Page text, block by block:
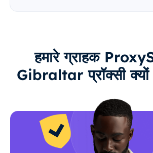
हमारे ग्राहक
Gibraltar प्रॉक्सी क्यों